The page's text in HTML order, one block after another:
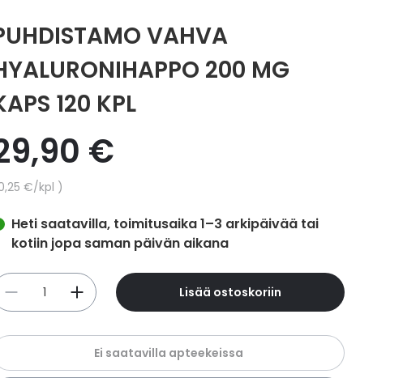
VAHVA
200 MG
120 KPL
€
€/kpl
Heti saatavilla, toimitusaika 1–3 arkipäivää tai
kotiin jopa saman päivän aikana
Lisää ostoskoriin
Ei saatavilla apteekeissa